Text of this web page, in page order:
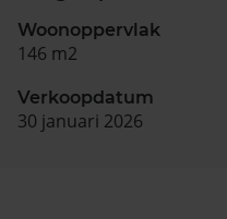
Woonoppervlak
146 m2
Verkoopdatum
30 januari 2026